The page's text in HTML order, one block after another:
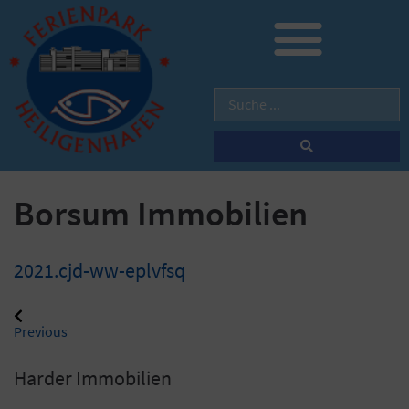
Borsum Immobilien
2021.cjd-ww-eplvfsq
Previous
Harder Immobilien